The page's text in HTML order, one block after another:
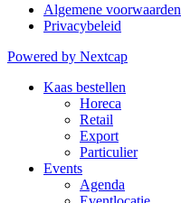
Algemene voorwaarden
Privacybeleid
Powered by Nextcap
Kaas bestellen
Horeca
Retail
Export
Particulier
Events
Agenda